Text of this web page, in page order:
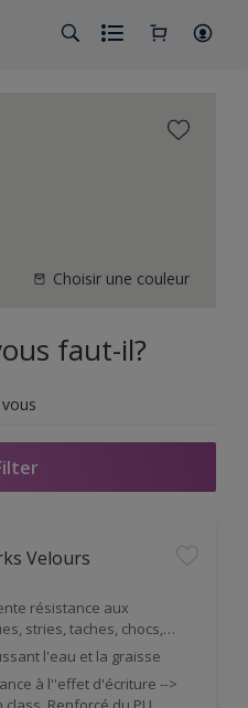
Choisir une couleur
faut-il?
Velours
résistance aux
stries, taches, chocs,…
l'eau et la graisse
à l''effet d'écriture -->